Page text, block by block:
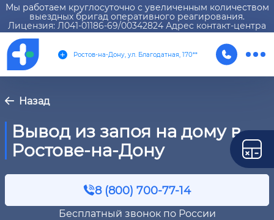
Мы работаем круглосуточно с увеличенным количеством
выездных бригад оперативного реагирования.
Лицензия: Л041-01186-69/00342824 Адрес контакт-центра
Ростов-на-Дону, ул. Благодатная, 170**
Назад
Вывод из запоя на дому в
Ростове-на-Дону
8 (800) 700-77-14
Бесплатный звонок по России